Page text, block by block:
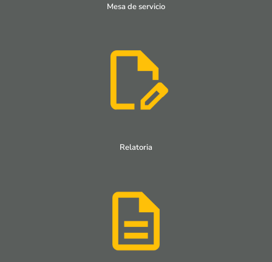
Mesa de servicio
Relatoria